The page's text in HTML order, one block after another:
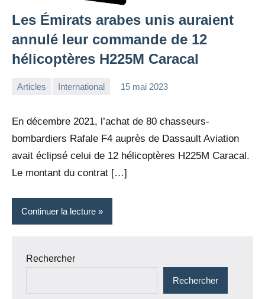
Les Émirats arabes unis auraient
annulé leur commande de 12
hélicoptères H225M Caracal
Articles International 15 mai 2023
En décembre 2021, l’achat de 80 chasseurs-
bombardiers Rafale F4 auprès de Dassault Aviation
avait éclipsé celui de 12 hélicoptères H225M Caracal.
Le montant du contrat […]
Continuer la lecture
Rechercher
Rechercher